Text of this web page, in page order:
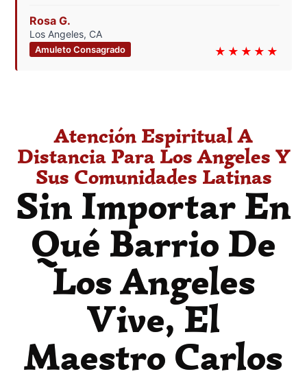
Rosa G.
Los Angeles, CA
Amuleto Consagrado ★★★★★
Atención Espiritual A
Distancia Para Los Angeles Y
Sus Comunidades Latinas
Sin Importar En
Qué Barrio De
Los Angeles
Vive, El
Maestro Carlos